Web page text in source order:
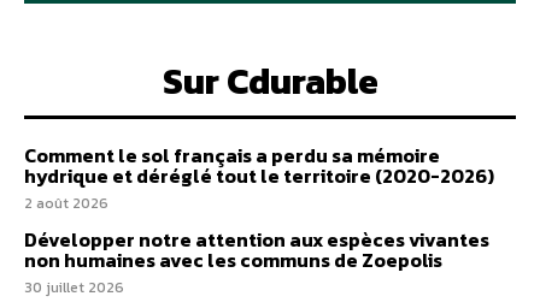
Sur Cdurable
Comment le sol français a perdu sa mémoire
hydrique et déréglé tout le territoire (2020-2026)
2 août 2026
Développer notre attention aux espèces vivantes
non humaines avec les communs de Zoepolis
30 juillet 2026